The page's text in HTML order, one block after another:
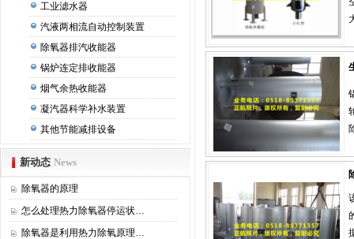
工业滤水器
汽液两相流自动控制装置
除氧器排汽收能器
锅炉连定排收能器
烟气余热收能器
凝汽器科学补水装置
其他节能减排设备
新动态 News
除氧器的原理
怎么处理热力除氧器停运状…
除氧器是利用热力除氧原理…